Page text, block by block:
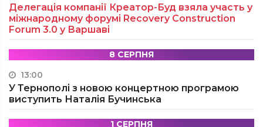
Делегація компанії Креатор-Буд взяла участь у
міжнародному форумі Recovery Construction
Forum 3.0 у Варшаві
8 СЕРПНЯ
13:00
У Тернополі з новою концертною програмою
виступить Наталія Бучинська
1 СЕРПНЯ